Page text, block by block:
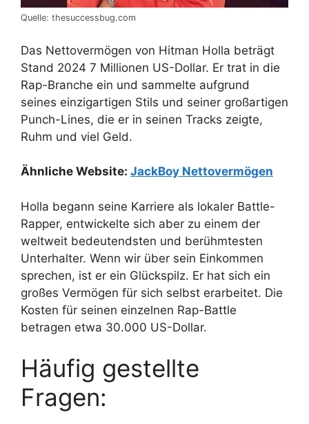
Quelle: thesuccessbug.com
Das Nettovermögen von Hitman Holla beträgt
Stand 2024 7 Millionen US-Dollar. Er trat in die
Rap-Branche ein und sammelte aufgrund
seines einzigartigen Stils und seiner großartigen
Punch-Lines, die er in seinen Tracks zeigte,
Ruhm und viel Geld.
Ähnliche Website: JackBoy Nettovermögen
Holla begann seine Karriere als lokaler Battle-
Rapper, entwickelte sich aber zu einem der
weltweit bedeutendsten und berühmtesten
Unterhalter. Wenn wir über sein Einkommen
sprechen, ist er ein Glückspilz. Er hat sich ein
großes Vermögen für sich selbst erarbeitet. Die
Kosten für seinen einzelnen Rap-Battle
betragen etwa 30.000 US-Dollar.
Häufig gestellte
Fragen: